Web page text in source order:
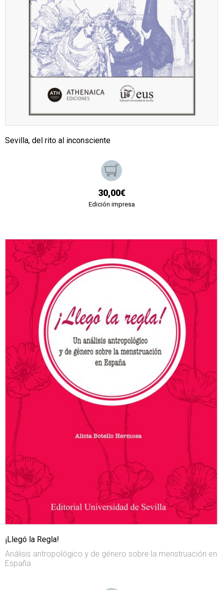
Sevilla, del rito al inconsciente
30,00€
Edición impresa
¡Llegó la Regla!
Análisis antropológico y de género sobre la menstruación en
España